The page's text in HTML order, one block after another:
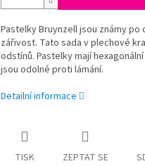
Pastelky Bruynzell jsou známy
zářivost. Tato sada v plechové
odstínů. Pastelky mají
jsou odolné proti lámání.
Detailní informace
TISK ZEPTAT SE